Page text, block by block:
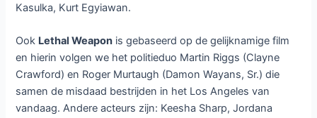
Kasulka, Kurt Egyiawan.
Ook Lethal Weapon is gebaseerd op de gelijknamige film
en hierin volgen we het politieduo Martin Riggs (Clayne
Crawford) en Roger Murtaugh (Damon Wayans, Sr.) die
samen de misdaad bestrijden in het Los Angeles van
vandaag. Andere acteurs zijn: Keesha Sharp, Jordana